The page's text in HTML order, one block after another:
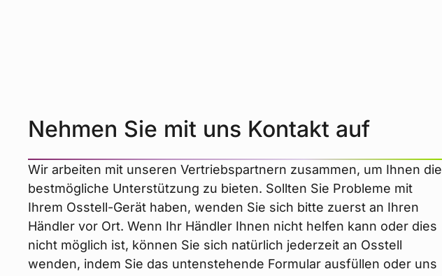
Nehmen Sie mit uns Kontakt auf
Wir arbeiten mit unseren Vertriebspartnern zusammen, um Ihnen die
bestmögliche Unterstützung zu bieten. Sollten Sie Probleme mit
Ihrem Osstell-Gerät haben, wenden Sie sich bitte zuerst an Ihren
Händler vor Ort. Wenn Ihr Händler Ihnen nicht helfen kann oder dies
nicht möglich ist, können Sie sich natürlich jederzeit an Osstell
wenden, indem Sie das untenstehende Formular ausfüllen oder uns